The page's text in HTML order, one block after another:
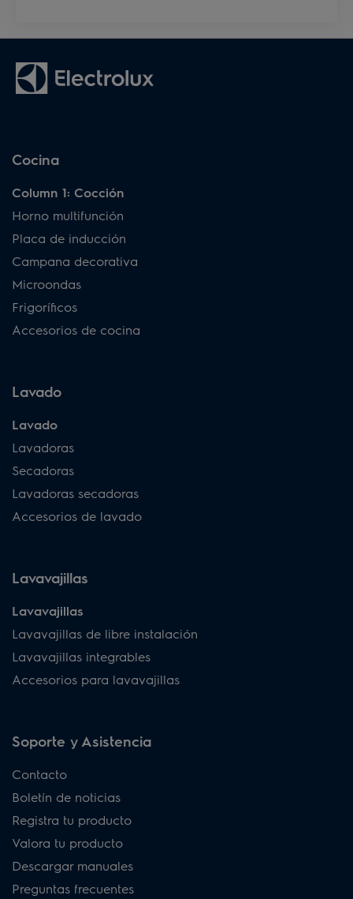
Cocina
Column 1: Cocción
Horno multifunción
Placa de inducción
Campana decorativa
Microondas
Frigoríficos
Accesorios de cocina
Lavado
Lavado
Lavadoras
Secadoras
Lavadoras secadoras
Accesorios de lavado
Lavavajillas
Lavavajillas
Lavavajillas de libre instalación
Lavavajillas integrables
Accesorios para lavavajillas
Soporte y Asistencia
Contacto
Boletín de noticias
Registra tu producto
Valora tu producto
Descargar manuales
Preguntas frecuentes